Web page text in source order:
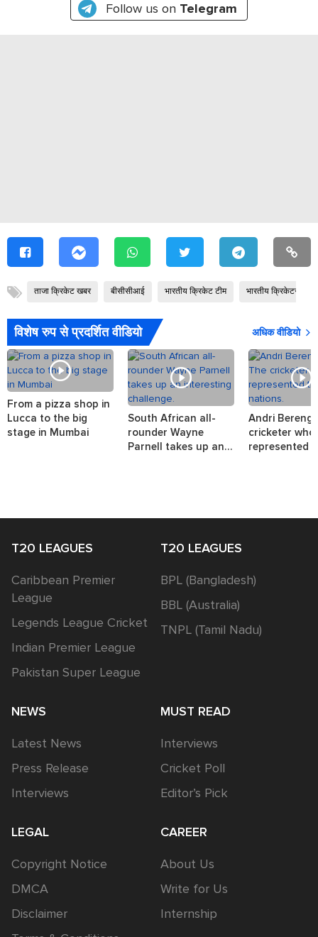
Follow us on Telegram
ताजा क्रिकेट खबर बीसीसीआई भारतीय क्रिकेट टीम भारतीय क्रिकेटर
विशेष रुप से प्रदर्शित वीडियो अधिक वीडियो
From a pizza shop in
Lucca to the big
stage in Mumbai
South African all-
rounder Wayne
Parnell takes up an
Andri
cricketer who
represented
T20 LEAGUES
Caribbean Premier
League
Legends League Cricket
Indian Premier League
Pakistan Super League
T20 LEAGUES
BPL (Bangladesh)
BBL (Australia)
TNPL (Tamil Nadu)
NEWS
Latest News
Press Release
Interviews
MUST READ
Interviews
Cricket Poll
Editor’s Pick
LEGAL
Copyright Notice
DMCA
Disclaimer
CAREER
About Us
Write for Us
Internship